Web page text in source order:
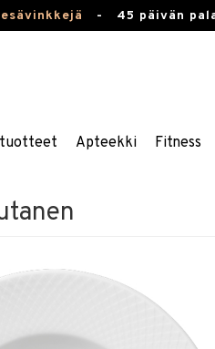
- 45 päivän
Apteekki Fitness